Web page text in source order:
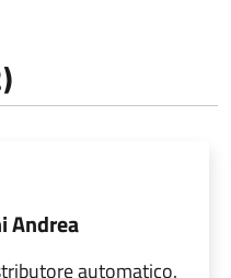
Andrea
automatico.